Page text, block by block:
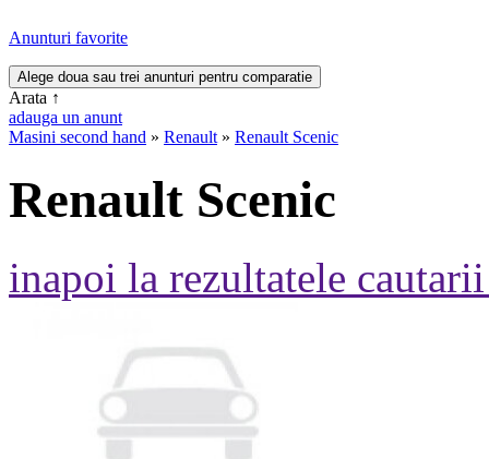
Anunturi favorite
Arata ↑
adauga un anunt
Masini second hand » Renault » Renault Scenic
Renault Scenic
inapoi la rezultatele